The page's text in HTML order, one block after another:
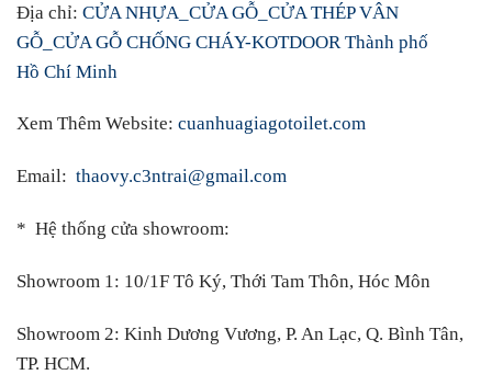
Địa chỉ: CỬA NHỰA_CỬA GỖ_CỬA THÉP VÂN
GỖ_CỬA GỖ CHỐNG CHÁY-KOTDOOR Thành phố
Hồ Chí Minh
Xem Thêm Website: cuanhuagiagotoilet.com
Email: thaovy.c3ntrai@gmail.com
* Hệ thống cửa showroom:
Showroom 1: 10/1F Tô Ký, Thới Tam Thôn, Hóc Môn
Showroom 2: Kinh Dương Vương, P. An Lạc, Q. Bình Tân,
TP. HCM.